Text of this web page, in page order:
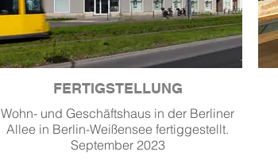
FERTIGSTELLUNG
Wohn- und Geschäftshaus in der Berliner
Allee in Berlin-Weißensee fertiggestellt.
September 2023